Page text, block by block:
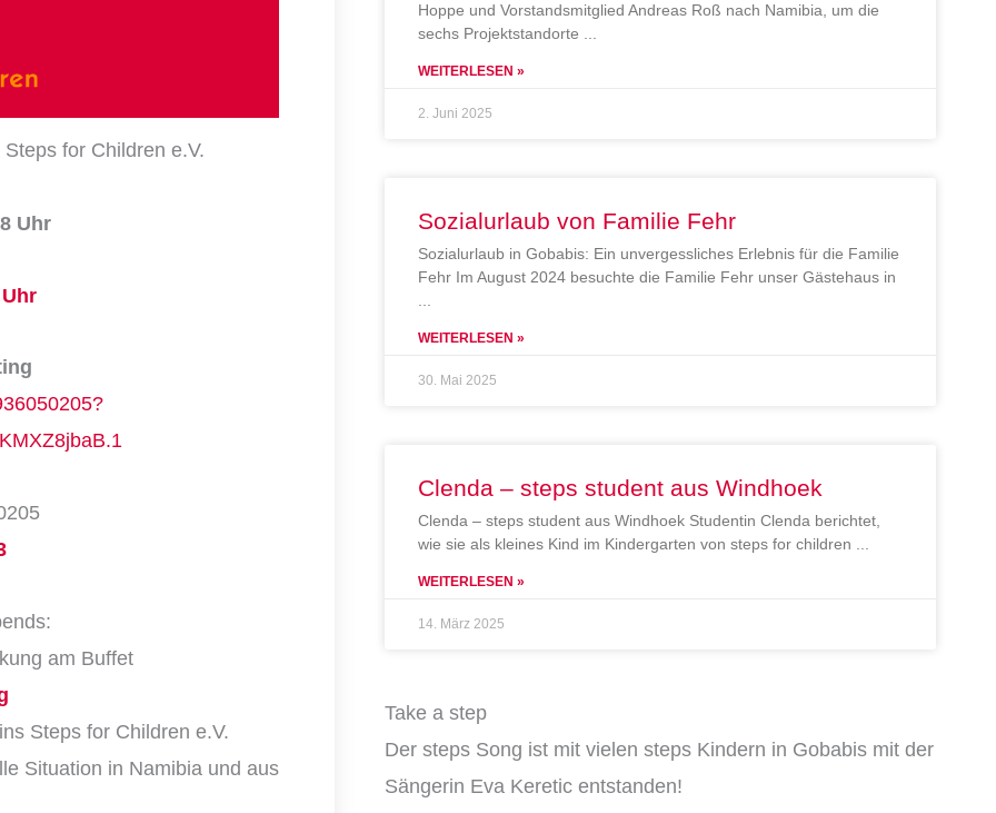
for Children e.V.
Uhr
am Buffet
Steps for Children e.V.
Situation in Namibia und aus
Hoppe und Vorstandsmitglied Andreas Roß nach Namibia, um die
sechs Projektstandorte
WEITERLESEN »
2. Juni 2025
Sozialurlaub von Familie Fehr
Sozialurlaub in Gobabis: Ein unvergessliches Erlebnis für die Familie
Fehr Im August 2024 besuchte die Familie Fehr unser Gästehaus in
WEITERLESEN »
30. Mai 2025
Clenda – steps student aus Windhoek
Clenda – steps student aus Windhoek Studentin Clenda berichtet,
wie sie als kleines Kind im Kindergarten von steps for children
WEITERLESEN »
14. März 2025
Take a step
Der steps Song ist mit vielen steps Kindern in Gobabis mit der
Sängerin Eva Keretic entstanden!